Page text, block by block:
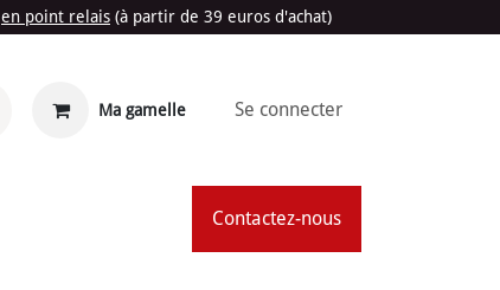
en point relais (à partir de 39 euros d'achat)
Ma gamelle Se connecter
Contactez-nous